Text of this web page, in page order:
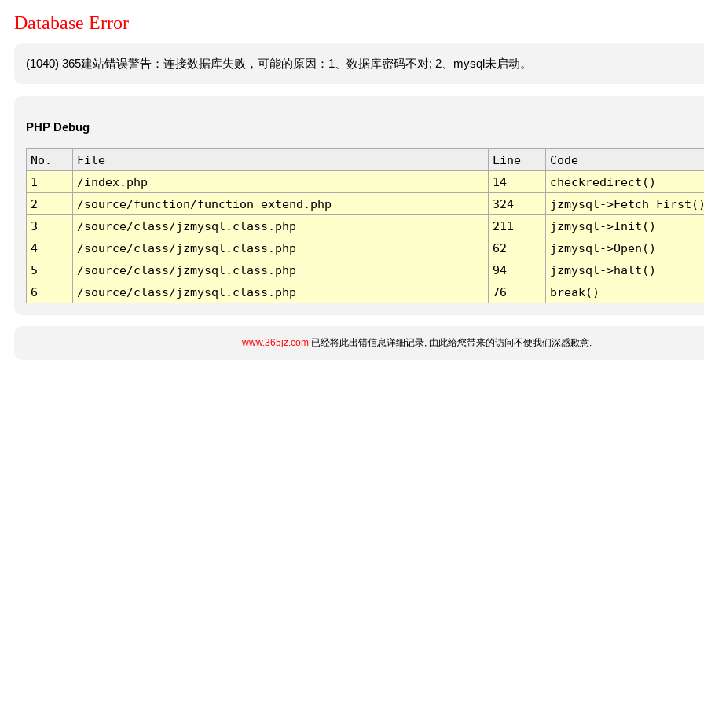
Database Error
(1040) 365建站错误警告：连接数据库失败，可能的原因：1、数据库密码不对; 2、mysql未启动。
PHP Debug
No. File Line
Code
1
/index.php 14
checkredirect()
2
/source/function/function_extend.php 324
jzmysql-
3
/source/class/jzmysql.class.php 211
jzmysql->Init()
4
/source/class/jzmysql.class.php 62
jzmysql->Open()
5
/source/class/jzmysql.class.php 94
jzmysql->halt()
6
/source/class/jzmysql.class.php 76 break()
www.365jz.com已经将此出错信息详细记录, 由此给您带来的访问不便我们深感歉意.